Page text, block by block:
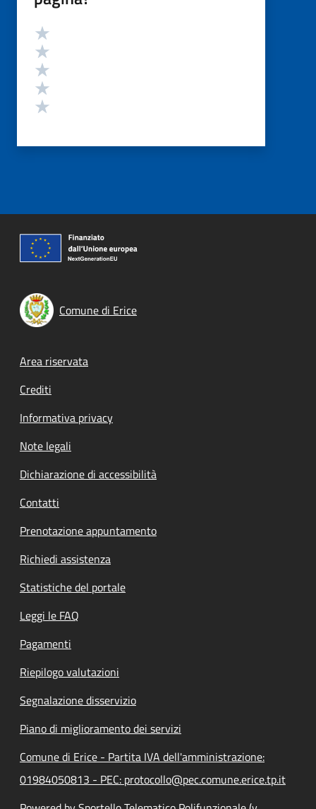
Valutazione
Comune di Erice
Footer menu
Area riservata
Crediti
Informativa privacy
Note legali
Dichiarazione di accessibilità
Contatti
Prenotazione appuntamento
Richiedi assistenza
Statistiche del portale
Leggi le FAQ
Pagamenti
Riepilogo valutazioni
Segnalazione disservizio
Piano di miglioramento dei servizi
Comune di Erice - Partita IVA dell'amministrazione:
01984050813 - PEC: protocollo@pec.comune.erice.tp.it